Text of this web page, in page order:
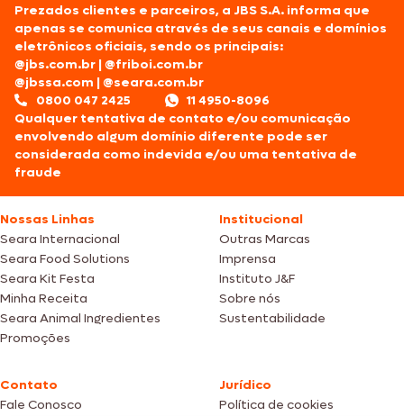
Prezados clientes e parceiros, a JBS S.A. informa que
apenas se comunica através de seus canais e domínios
eletrônicos oficiais, sendo os principais:
@jbs.com.br |@friboi.com.br
@jbssa.com |@seara.com.br
0800 047 2425
11 4950-8096
Qualquer tentativa de contato e/ou comunicação
envolvendo algum domínio diferente pode ser
considerada como indevida e/ou uma tentativa de
fraude
Nossas Linhas
Seara Internacional
Seara Food Solutions
Seara Kit Festa
Minha Receita
Seara Animal Ingredientes
Promoções
Institucional
Outras Marcas
Imprensa
Instituto J&F
Sobre nós
Sustentabilidade
Contato
Fale Conosco
Jurídico
Política de cookies